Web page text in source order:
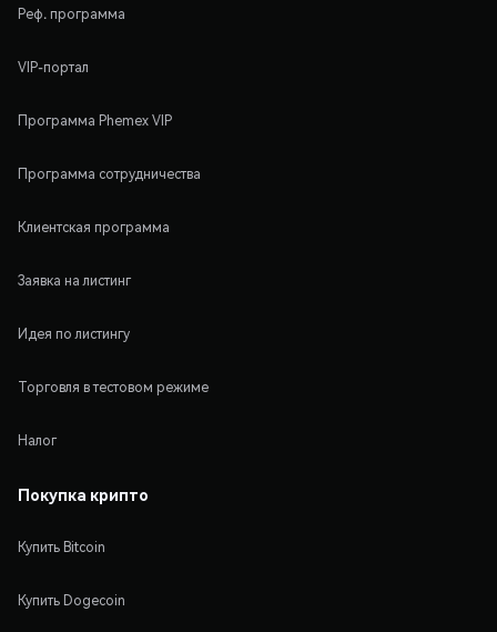
Реф. программа
VIP-портал
Программа Phemex VIP
Программа сотрудничества
Клиентская программа
Заявка на листинг
Идея по листингу
Торговля в тестовом режиме
Налог
Покупка крипто
Купить Bitcoin
Купить Dogecoin